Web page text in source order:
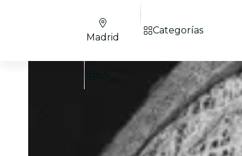
Madrid
Categorías